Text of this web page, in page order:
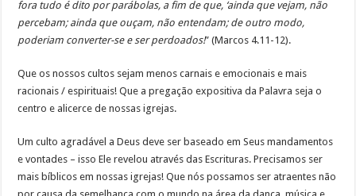
fora tudo é dito por parábolas, a fim de que, ‘ainda que vejam, não
percebam; ainda que ouçam, não entendam; de outro modo,
poderiam converter-se e ser perdoados!” (Marcos 4.11-12).
Que os nossos cultos sejam menos carnais e emocionais e mais
racionais / espirituais! Que a pregação expositiva da Palavra seja o
centro e alicerce de nossas igrejas.
Um culto agradável a Deus deve ser baseado em Seus mandamentos
e vontades – isso Ele revelou através das Escrituras. Precisamos ser
mais bíblicos em nossas igrejas! Que nós possamos ser atraentes não